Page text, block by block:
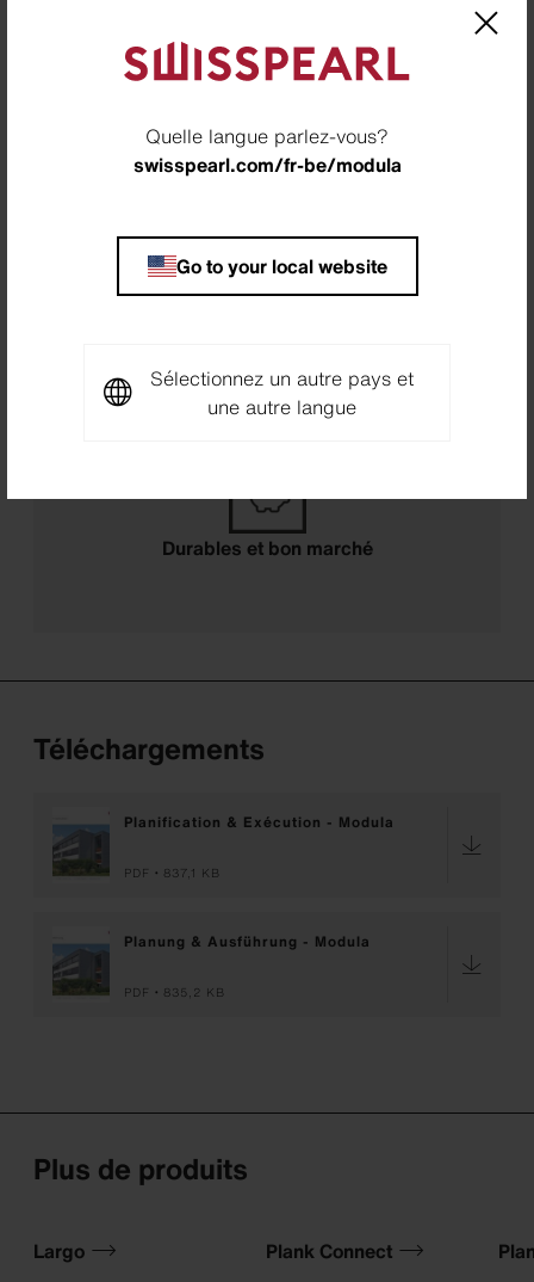
Quelle langue parlez-vous?
swisspearl.com/fr-be/modula
Go to your local website
Sélectionnez un autre pays et
une autre langue
Non combustible
Ignifuge
Durables et bon marché
Durables et bon marché
Téléchargements
Planification & Exécution - Modula
PDF 837,1 KB
Planung & Ausführung - Modula
PDF 835,2 KB
Plus de produits
Largo Plank Connect